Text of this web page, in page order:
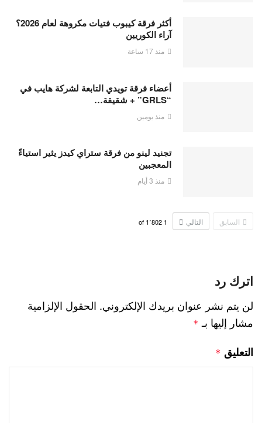
أكثر فرقة كيبوب فتيات مكروهة لعام 2026؟
آراء الكوريين
منذ 17 ساعة
أعضاء فرقة تويدي التابعة لشركة هايب في
“GRLS” + شقيقة…
منذ يومين
تجنيد لينو من فرقة ستراي كيدز يثير استياءً
المعجبين
منذ 3 أيام
السابق التالي 1 1٬802
اترك رد
لن يتم نشر عنوان بريدك الإلكتروني. الحقول الإلزامية
مشار إليها بـ *
التعليق *